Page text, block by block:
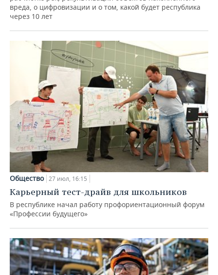
вреда, о цифровизации и о том, какой будет республика
через 10 лет
Общество 27 июл, 16:15
Карьерный тест-драйв для школьников
В республике начал работу профориентационный форум
«Профессии будущего»